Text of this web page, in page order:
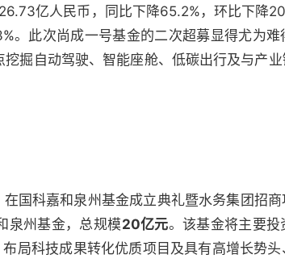
亿人民币，同比下降65.2%，环比下降
此次尚成一号基金的二次超募显得尤为难
掘自动驾驶、智能座舱、低碳出行及与产
国科嘉和泉州基金成立典礼暨水务集团招
泉州基金，总规模20亿元。该基金将主要
局科技成果转化优质项目及具有高增长势